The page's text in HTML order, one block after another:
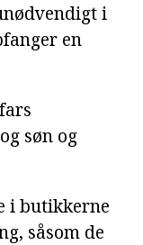
i
en
søn og
i butikkerne
såsom de